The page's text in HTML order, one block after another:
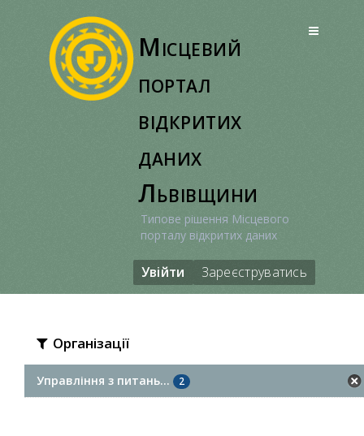
Місцевий
портал
відкритих
даних
Львівщини
Типове рішення Місцевого
порталу відкритих даних
Увійти Зареєструватись
Організації
Управління з питань... 2